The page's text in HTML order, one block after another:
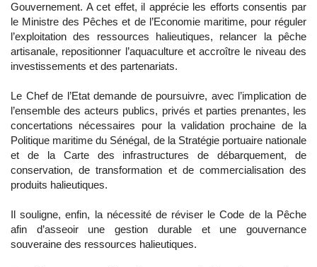
Gouvernement. A cet effet, il apprécie les efforts consentis par
le Ministre des Pêches et de l’Economie maritime, pour réguler
l’exploitation des ressources halieutiques, relancer la pêche
artisanale, repositionner l’aquaculture et accroître le niveau des
investissements et des partenariats.
Le Chef de l’Etat demande de poursuivre, avec l’implication de
l’ensemble des acteurs publics, privés et parties prenantes, les
concertations nécessaires pour la validation prochaine de la
Politique maritime du Sénégal, de la Stratégie portuaire nationale
et de la Carte des infrastructures de débarquement, de
conservation, de transformation et de commercialisation des
produits halieutiques.
Il souligne, enfin, la nécessité de réviser le Code de la Pêche
afin d’asseoir une gestion durable et une gouvernance
souveraine des ressources halieutiques.